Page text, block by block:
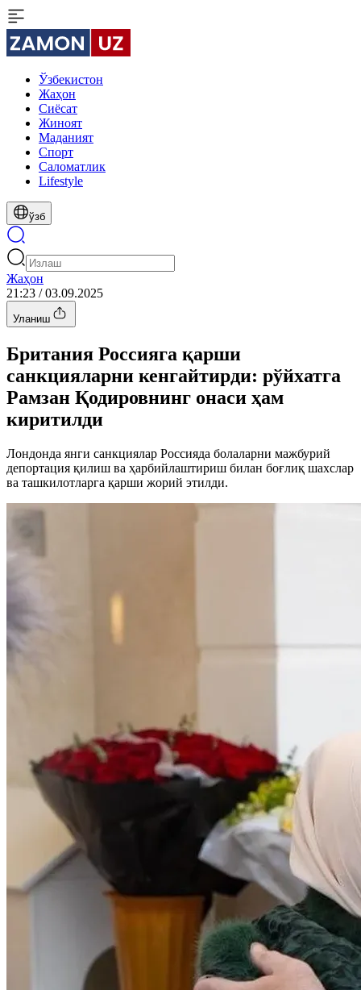
Ўзбекистон
Жаҳон
Сиёсат
Жиноят
Маданият
Спорт
Cаломатлик
Lifestyle
ўзб
Жаҳон
21:23 / 03.09.2025
Уланиш
Британия Россияга қарши
санкцияларни кенгайтирди: рўйхатга
Рамзан Қодировнинг онаси ҳам
киритилди
Лондонда янги санкциялар Россияда болаларни мажбурий
депортация қилиш ва ҳарбийлаштириш билан боғлиқ шахслар
ва ташкилотларга қарши жорий этилди.